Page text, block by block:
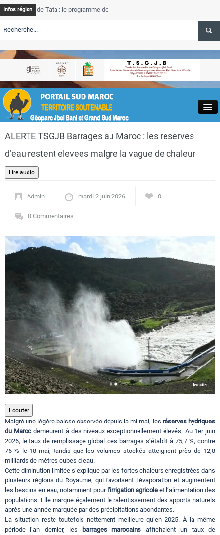
Close
Actualités
Régions
Evenements
Contact
Infos région
de Tata : le programme de rehabilitation post-inondations
TSGJB Tourisme : l’ONMT renforce l’aerien a Dakhla et
Tata
TSGJB Tourisme au Maroc : Transavia renforce les vols Paris-
ALERTE TSGJB Barrages au Maroc : les reserves
d’eau restent elevees malgre la vague de chaleur
Admin mardi 2 juin 2026 0
0 Commentaires
Ecouter
Malgré une légère baisse observée depuis la mi-mai, les réserves hydriques
du Maroc demeurent à des niveaux exceptionnellement élevés. Au 1er juin
2026, le taux de remplissage global des barrages s’établit à 75,7 %, contre
76 % le 18 mai, tandis que les volumes stockés atteignent près de 12,8
milliards de mètres cubes d’eau.
Cette diminution limitée s’explique par les fortes chaleurs enregistrées dans
plusieurs régions du Royaume, qui favorisent l’évaporation et augmentent
les besoins en eau, notamment pour l’irrigation agricole et l’alimentation des
populations. Elle marque également le ralentissement des apports naturels
après une année marquée par des précipitations abondantes.
La situation reste toutefois nettement meilleure qu’en 2025. À la même
période l’an dernier, les
barrages marocains affichaient un taux de